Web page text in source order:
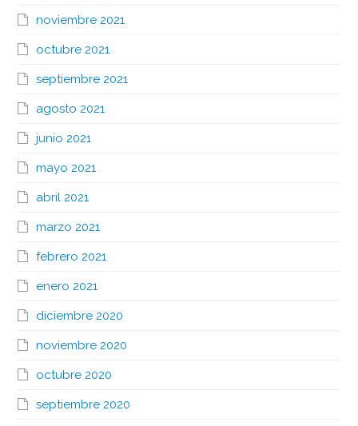
noviembre 2021
octubre 2021
septiembre 2021
agosto 2021
junio 2021
mayo 2021
abril 2021
marzo 2021
febrero 2021
enero 2021
diciembre 2020
noviembre 2020
octubre 2020
septiembre 2020